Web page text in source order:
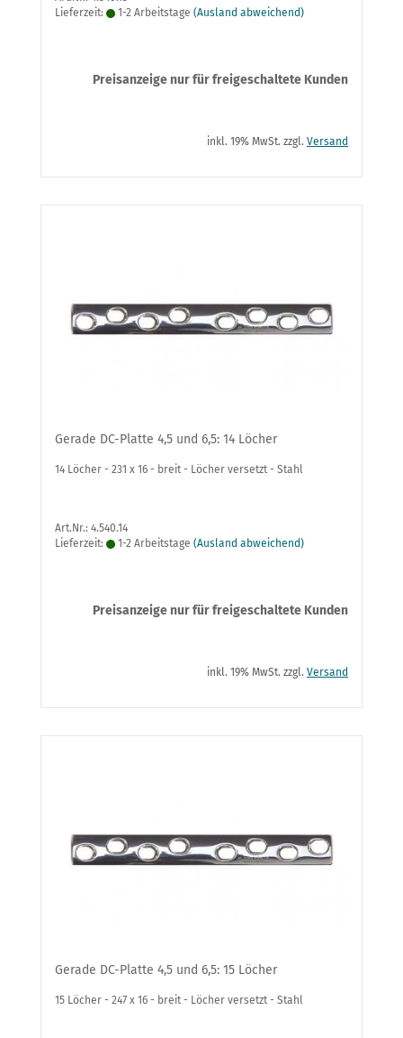
Lieferzeit:
1-2 Arbeitstage (Ausland abweichend)
Preisanzeige nur für freigeschaltete Kunden
inkl. 19% MwSt. zzgl. Versand
Gerade DC-Platte 4,5 und 6,5: 14 Löcher
14 Löcher - 231 x 16 - breit - Löcher versetzt - Stahl
Art.Nr.: 4.540.14
Lieferzeit:
1-2 Arbeitstage (Ausland abweichend)
Preisanzeige nur für freigeschaltete Kunden
inkl. 19% MwSt. zzgl. Versand
Gerade DC-Platte 4,5 und 6,5: 15 Löcher
15 Löcher - 247 x 16 - breit - Löcher versetzt - Stahl